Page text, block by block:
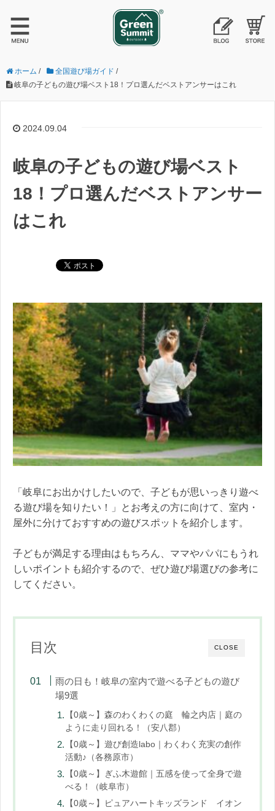
ホーム / 全国遊び場ガイド /
岐阜の子どもの遊び場ベスト18！プロ選んだベストアンサーはこれ
2024.09.04
岐阜の子どもの遊び場ベスト
18！プロ選んだベストアンサー
はこれ
「岐阜にお出かけしたいので、子どもが思いっきり遊べ
る遊び場を知りたい！」とお考えの方に向けて、室内・
屋外に分けておすすめの遊びスポットを紹介します。
子どもが満足する理由はもちろん、ママやパパにもうれ
しいポイントも紹介するので、ぜひ遊び場選びの参考に
してください。
CLOSE
目次
雨の日も！岐阜の室内で遊べる子どもの遊び
場9選
【0歳～】森のわくわくの庭 輪之内店｜庭の
ように走り回れる！（安八郡）
【0歳～】遊び創造labo｜わくわく充実の創作
活動♪（各務原市）
【0歳～】ぎふ木遊館｜五感を使って全身で遊
べる！（岐阜市）
【0歳～】ピュアハートキッズランド イオン